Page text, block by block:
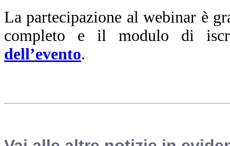
La partecipazione al webinar è
completo e il modulo di
dell’evento.